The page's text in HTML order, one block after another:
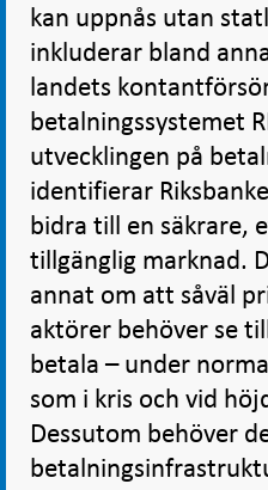
kan uppnås utan
inkluderar bland
landets
betalningssystemet
utvecklingen på
identifierar
bidra till en säkrare,
tillgänglig marknad.
annat om att såväl
aktörer behöver se
betala – under
som i kris och vid
Dessutom behöver